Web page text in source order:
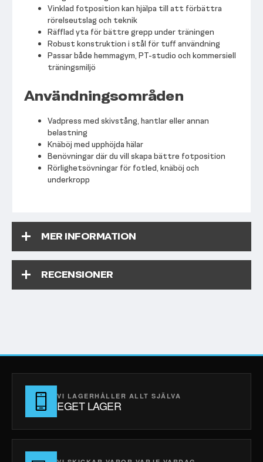
Vinklad fotposition kan hjälpa till att förbättra
rörelseutslag och teknik
Räfflad yta för bättre grepp under träningen
Robust konstruktion i stål för tuff användning
Passar både hemmagym, PT-studio och kommersiell
träningsmiljö
Användningsområden
Vadpress med skivstång, hantlar eller annan
belastning
Knäböj med upphöjda hälar
Benövningar där du vill skapa bättre fotposition
Rörlighetsövningar för fotled, knäböj och
underkropp
MER INFORMATION
RECENSIONER
VI LAGERHÅLLER ALLT SJÄLVA
EGET LAGER